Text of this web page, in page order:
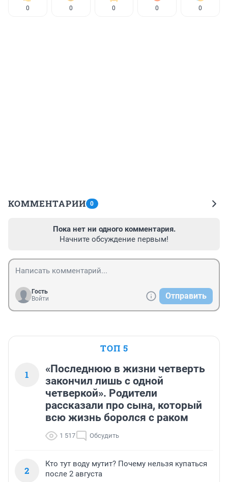
0 0 0 0 0
КОММЕНТАРИИ 0
Пока нет ни одного комментария.
Начните обсуждение первым!
Гость
Войти
Отправить
ТОП 5
1
«Последнюю в жизни четверть
закончил лишь с одной
четверкой». Родители
рассказали про сына, который
всю жизнь боролся с раком
1 517 Обсудить
2
Кто тут воду мутит? Почему нельзя купаться
после 2 августа